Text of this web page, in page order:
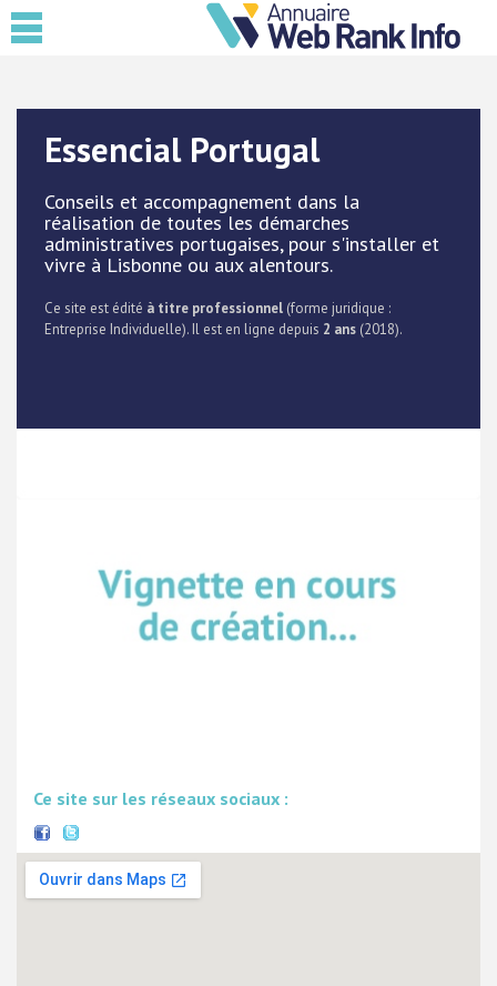
Essencial Portugal
Conseils et accompagnement dans la
réalisation de toutes les démarches
administratives portugaises, pour s'installer et
vivre à Lisbonne ou aux alentours.
Ce site est édité à titre professionnel (forme juridique :
Entreprise Individuelle). Il est en ligne depuis 2 ans (2018).
Ce site sur les réseaux sociaux :